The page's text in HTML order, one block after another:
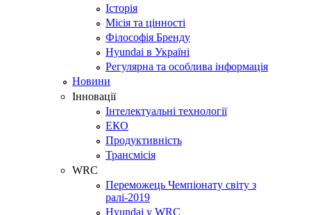
Історія
Місія та цінності
Філософія Бренду
Hyundai в Україні
Регулярна та особлива інформація
Новини
Інновації
Інтелектуальні технології
ЕКО
Продуктивність
Трансмісія
WRC
Переможець Чемпіонату світу з
ралі-2019
Hyundai у WRC